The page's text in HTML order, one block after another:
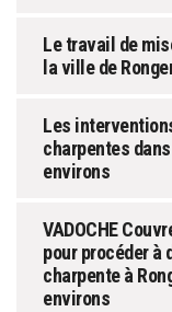
Le travail de
la ville de
Les
charpentes
environs
VADOCHE
pour procéder à
charpente à
environs